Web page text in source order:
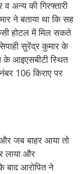
अन्य की गिरफ्तारी
ने बताया था कि सह
होटल में मिल सकते
सुरेंद्र कुमार के
आइएसबीटी स्थित
106 किराए पर
जब बाहर आया तो
लाया और
बाद आरोपित ने